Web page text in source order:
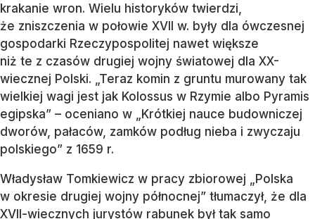
krakanie wron. Wielu historyków twierdzi,
że zniszczenia w połowie XVII w. były dla ówczesnej
gospodarki Rzeczypospolitej nawet większe
niż te z czasów drugiej wojny światowej dla XX-
wiecznej Polski. „Teraz komin z gruntu murowany tak
wielkiej wagi jest jak Kolossus w Rzymie albo Pyramis
egipska” – oceniano w „Krótkiej nauce budowniczej
dworów, pałaców, zamków podług nieba i zwyczaju
polskiego” z 1659 r.
Władysław Tomkiewicz w pracy zbiorowej „Polska
w okresie drugiej wojny północnej” tłumaczył, że dla
XVII-wiecznych jurystów rabunek był tak samo